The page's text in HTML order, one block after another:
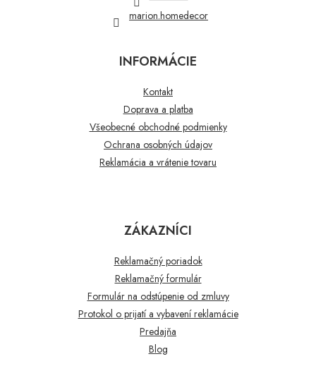
marion.homedecor
INFORMÁCIE
Kontakt
Doprava a platba
Všeobecné obchodné podmienky
Ochrana osobných údajov
Reklamácia a vrátenie tovaru
ZÁKAZNÍCI
Reklamačný poriadok
Reklamačný formulár
Formulár na odstúpenie od zmluvy
Protokol o prijatí a vybavení reklamácie
Predajňa
Blog